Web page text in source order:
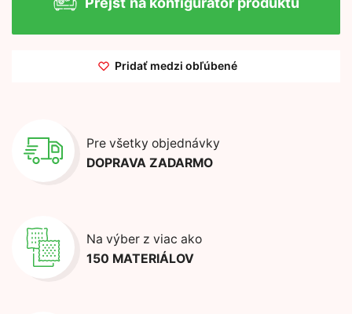
Pridať medzi obľúbené
Pre všetky objednávky
DOPRAVA ZADARMO
Na výber z viac ako
150 MATERIÁLOV